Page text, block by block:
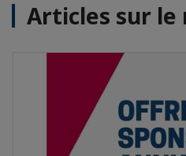
Articles sur